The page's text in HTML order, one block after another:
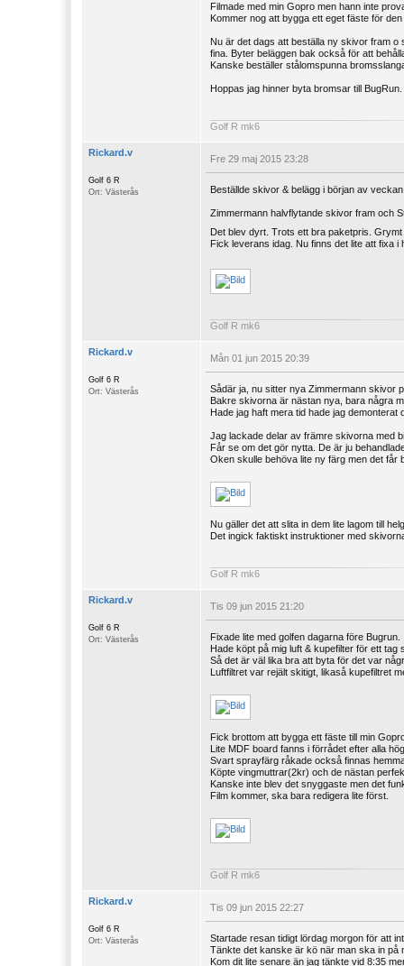
Filmade med min Gopro men hann inte
Kommer nog att bygga ett eget fäste för
Nu är det dags att beställa ny skivor fram
fina. Byter beläggen bak också för att
Kanske beställer stålomspunna
Hoppas jag hinner byta bromsar till
Golf R mk6
Rickard.v
Golf 6 R
Ort: Västerås
Fre 29 maj 2015 23:28
Beställde skivor & belägg i början av
Zimmermann halvflytande skivor fram och
Det blev dyrt. Trots ett bra paketpris.
Fick leverans idag. Nu finns det lite att fixa i
Golf R mk6
Rickard.v
Golf 6 R
Ort: Västerås
Mån 01 jun 2015 20:39
Sådär ja, nu sitter nya Zimmermann skivor
Bakre skivorna är nästan nya, bara några
Hade jag haft mera tid hade jag demonterat
Jag lackade delar av främre skivorna med
Får se om det gör nytta. De är ju
Oken skulle behöva lite ny färg men det får
Nu gäller det att slita in dem lite lagom till
Det ingick faktiskt instruktioner med
Golf R mk6
Rickard.v
Golf 6 R
Ort: Västerås
Tis 09 jun 2015 21:20
Fixade lite med golfen dagarna före Bugrun.
Hade köpt på mig luft & kupefilter för ett
Så det är väl lika bra att byta för det var
Luftfiltret var rejält skitigt, likaså kupefiltret
Fick brottom att bygga ett fäste till min
Lite MDF board fanns i förrådet efter alla
Svart sprayfärg råkade också finnas
Köpte vingmuttrar(2kr) och de nästan
Kanske inte blev det snyggaste men det
Film kommer, ska bara redigera lite först.
Golf R mk6
Rickard.v
Golf 6 R
Ort: Västerås
Tis 09 jun 2015 22:27
Startade resan tidigt lördag morgon för att
Tänkte det kanske är kö när man ska in på
Kom dit lite senare än jag tänkte vid 8:35